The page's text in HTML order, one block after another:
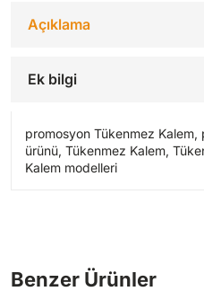
Açıklama
Ek bilgi
promosyon Tükenmez
ürünü, Tükenmez Kalem,
Kalem modelleri